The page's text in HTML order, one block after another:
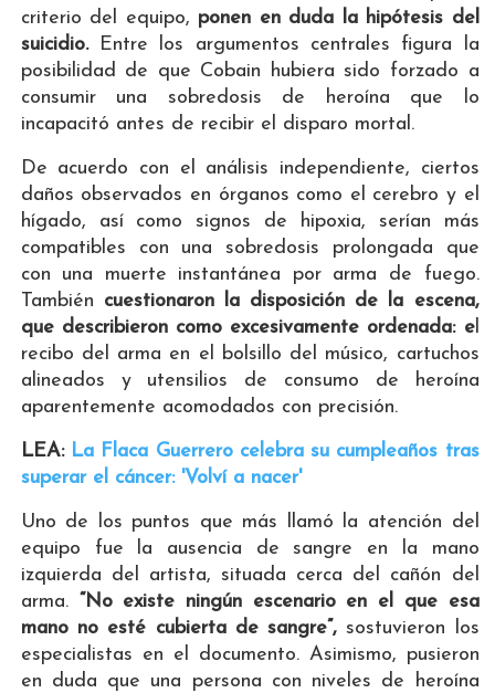
criterio del equipo, ponen en duda la hipótesis del
suicidio.
Entre los argumentos centrales figura la
posibilidad de que Cobain hubiera sido forzado a
consumir una sobredosis de heroína que lo
incapacitó antes de recibir el disparo mortal.
De acuerdo con el análisis independiente, ciertos
daños observados en órganos como el cerebro y el
hígado, así como signos de hipoxia, serían más
compatibles con una sobredosis prolongada que
con una muerte instantánea por arma de fuego.
También cuestionaron la disposición de la escena,
que describieron como excesivamente ordenada: el
recibo del arma en el bolsillo del músico, cartuchos
alineados y utensilios de consumo de heroína
aparentemente acomodados con precisión.
LEA: La Flaca Guerrero celebra su cumpleaños tras
superar el cáncer: 'Volví a nacer'
Uno de los puntos que más llamó la atención del
equipo fue la ausencia de sangre en la mano
izquierda del artista, situada cerca del cañón del
arma.“No existe ningún escenario en el que esa
mano no esté cubierta de sangre”, sostuvieron los
especialistas en el documento. Asimismo, pusieron
en duda que una persona con niveles de heroína